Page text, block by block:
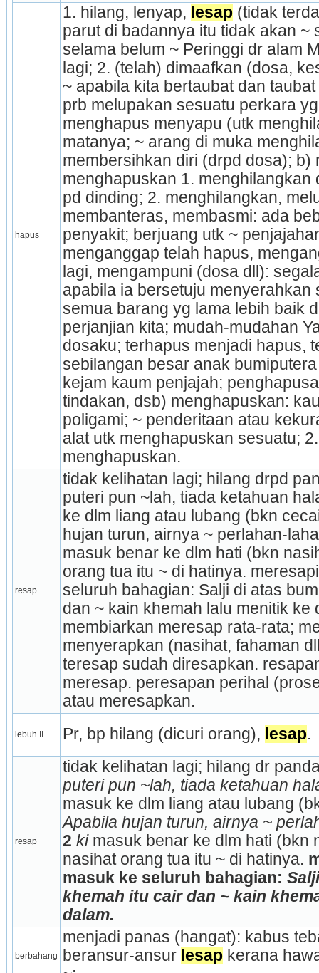
hapus
1. hilang, lenyap, lesap (tidak
parut di badannya itu tidak akan ~
selama belum ~ Peringgi dr alam
lagi; 2. (telah) dimaafkan (dosa,
~ apabila kita bertaubat dan
prb melupakan sesuatu perkara
menghapus menyapu (utk
matanya; ~ arang di muka
membersih­kan diri (drpd dosa); b)
menghapuskan 1. menghilangkan
pd dinding; 2. meng­hilangkan,
mem­banteras, membasmi: ada
penyakit; berjuang utk ~
menganggap telah hapus,
lagi, mengampuni (dosa dll):
apabila ia bersetuju menyerah­kan
semua barang yg lama lebih baik
perjanjian kita; mudah-mudahan
dosaku; terhapus menjadi hapus,
sebilangan besar anak
kejam kaum penjajah;
tindakan, dsb) menghapuskan:
poligami; ~ penderitaan atau
alat utk menghapuskan se­suatu;
menghapuskan.
resap
tidak kelihatan lagi; hilang drpd
puteri pun ~lah, tiada ketahuan
ke dlm liang atau lubang (bkn
hujan turun, airnya ~ perlahan-
masuk benar ke dlm hati (bkn
orang tua itu ~ di hatinya.
seluruh bahagian: Salji di atas
dan ~ kain khemah lalu menitik ke
membiarkan meresap rata-rata;
menyerapkan (nasihat, fahaman
teresap sudah diresapkan.
meresap. peresapan perihal
atau meresapkan.
lebuh II Pr, bp hilang (dicuri orang), lesap.
resap
tidak kelihatan lagi; hilang dr
puteri pun ~lah, tiada ketahuan
masuk ke dlm liang atau lubang
Apabila hujan turun, airnya ~
2 ki masuk benar ke dlm hati (bkn
nasihat orang tua itu ~ di hatinya.
masuk ke seluruh bahagian:
khemah itu cair dan ~ kain
dalam.
berbahang
menjadi panas (hangat): kabus
beransur-ansur lesap kerana